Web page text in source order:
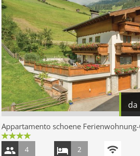
da
Appartamento schoene
4 2